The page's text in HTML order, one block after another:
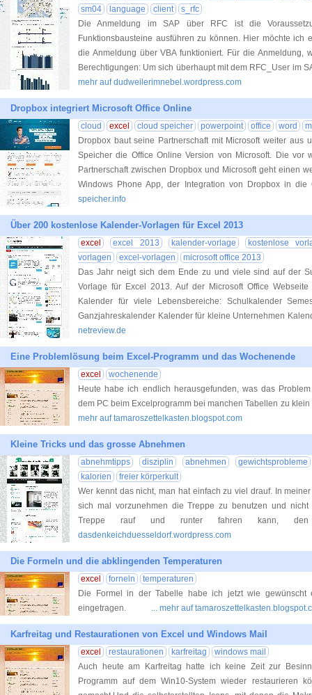
sm04
language client
s_rfc
Die Anmeldung im SAP über RFC ist die
Funktionsbausteine ausführen zu können. Hier möchte ich
die Anmeldung über VBA funktioniert. Für die Anmeldung,
Berechtigungen: Um sich überhaupt mit dem RFC_User im
mehr auf dudweilerimnebel.wordpress.com
Dropbox integriert Microsoft Office Online
cloud excel cloud speicher powerpoint office word
Dropbox baut seine Partnerschaft mit Microsoft weiter aus
Speicher die Office Online Version von Microsoft. Die vor
Partnerschaft zwischen Dropbox und Microsoft geht einen
Windows Phone App, der Integration von Dropbox in die
speicher.info
Über 200 kostenlose Kalender-Vorlagen für Excel 2013
excel excel 2013 kalender-vorlage
kostenlose
vorlagen
excel-vorlagen
microsoft office 2013
Das Jahr neigt sich dem Ende zu und viele sind auf der
Vorlage für Excel 2013. Auf der Microsoft Office
Kalender für viele Lebensbereiche: Schulkalender
Ganzjahreskalender Kalender für kleine Unternehmen
netreview.de
Eine Problemlösung beim Excel-Programm und das Wochenende
excel
wochenende
Heute habe ich endlich herausgefunden, was das
dem PC beim Excelprogramm bei manchen Tabellen zu
mehr auf tamaroszettelkasten.blogspot.com
Kleine Tricks und das grosse Abnehmen
abnehmtipps disziplin abnehmen
gewichtsprobleme
kalorien
freier körperkult
Wer kennt das nicht, man hat einfach zu viel drauf. In
sich mal vorzunehmen die Treppe zu benutzen und
Treppe rauf und runter fahren kann,
dasdenkeichduesseldorf.wordpress.com
Die Formeln und die abklingenden Temperaturen
excel forneln
temperaturen
Die Formel in der Tabelle habe ich jetzt wie gewünscht
eingetragen. ... mehr auf
Karfreitag und Restaurationen von Excel und Windows Mail
excel restaurationen karfreitag
windows mail
Auch heute am Karfreitag hatte ich keine Zeit zur
Programm auf dem Win10-System wieder restaurieren